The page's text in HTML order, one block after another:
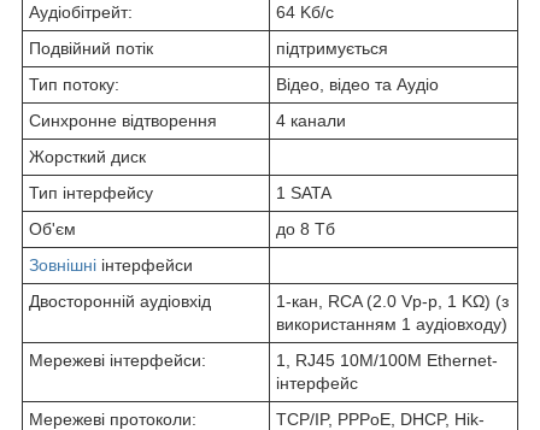
Аудіобітрейт:
64 Kб/с
Подвійний потік
підтримується
Тип потоку:
Відео, відео та Аудіо
Синхронне відтворення
4 канали
Жорсткий диск
Тип інтерфейсу
1 SATA
Об'єм
до 8 Tб
Зовнішні інтерфейси
Двосторонній аудіовхід
1-кан, RCA (2.0 Vp-p, 1 KΩ) (з
використанням 1 аудіовходу)
Мережеві інтерфейси:
1, RJ45 10M/100M Ethernet-
інтерфейс
Мережеві протоколи:
TCP/IP, PPPoE, DHCP, Hik-